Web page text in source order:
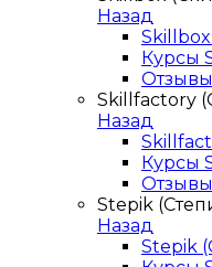
Назад
Курсы
Skillfactory
Назад
Курсы
Stepik
Назад
Stepik